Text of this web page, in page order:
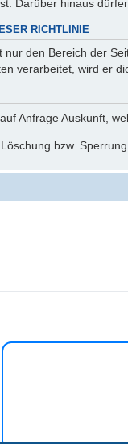
Darüber hinaus
RICHTLINIE
nur den Bereich der
verarbeitet, wird er
Anfrage Auskunft,
bzw.